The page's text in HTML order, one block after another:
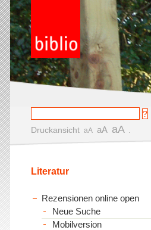
Druckansicht aA aA aA
Literatur
Rezensionen online open
Neue Suche
Mobilversion